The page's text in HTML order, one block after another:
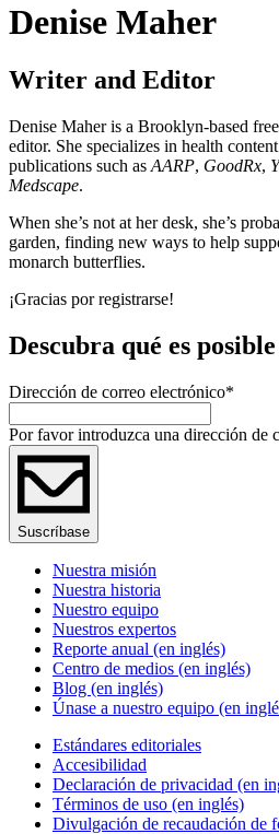
Denise Maher
Writer and Editor
Denise Maher is a Brooklyn-based
editor. She specializes in health
publications such as AARP, GoodRx,
Medscape.
When she’s not at her desk, she’s
garden, finding new ways to help
monarch butterflies.
¡Gracias por registrarse!
Descubra qué es
Dirección de correo electrónico*
Por favor introduzca una dirección de
Suscríbase
Nuestra misión
Nuestra historia
Nuestro equipo
Nuestros expertos
Reporte anual (en inglés)
Centro de medios (en inglés)
Blog (en inglés)
Únase a nuestro equipo (en
Estándares editoriales
Accesibilidad
Declaración de privacidad (en
Términos de uso (en inglés)
Divulgación de recaudación de